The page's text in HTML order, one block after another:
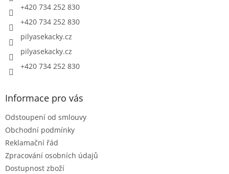
+420 734 252 830
+420 734 252 830
pilyasekacky.cz
pilyasekacky.cz
+420 734 252 830
Informace pro vás
Odstoupení od smlouvy
Obchodní podmínky
Reklamační řád
Zpracování osobních údajů
Dostupnost zboží